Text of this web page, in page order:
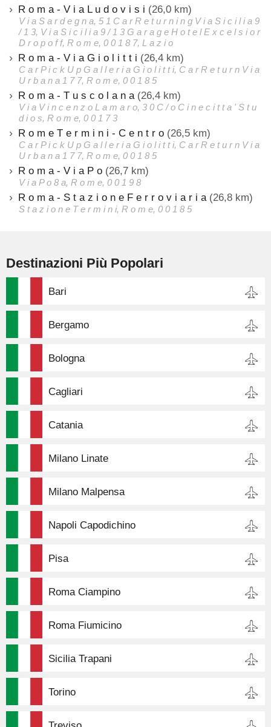
R o m a - V i a L u d o v i s i (26,0 km)
V i a S a r d e g n a, 5 1 C a r R e t u r n i n g V i a S i c i l i a 9
/ 1 3, V i a S i c i l i a 9 / 1 3 G a r a g e H o t e l E x c e l s i o r
D r o p o f f, R o m e, 0 0 1 8 7, L a z i o
R o m a - V i a G i o l i t t i (26,4 km)
C a r P i c k U p G a l l e r i a G i o l i t t i, C a r R e t u r n V i a
U r b a n a 1 7 7, R o m e, 0 0 1 8 5
R o m a - T u s c o l a n a (26,4 km)
V i a V i n c e n z o L a m a r o, 3 0 C / o C i n e c i t t a ' S t u
d i o s, R o m e, 0 0 1 7 3
R o m e T e r m i n i - C e n t r o (26,5 km)
C a r P i c k U p G a l l e r i a G i o l i t t i, C a r R e t u r n V i a
U r b a n a 1 7 7, R o m e, 0 0 1 8 5
R o m a - V i a P o (26,7 km)
V i a P o 8 a, R o m e, 0 0 1 9 8
R o m a - S t a z i o n e F e r r o v i a r i a (26,8 km)
S t a z i o n e T e r m i n i, R o m e, 0 0 1 8 5
Destinazioni Più Popolari
Bari
Bergamo
Bologna
Cagliari
Catania
Milano Linate
Milano Malpensa
Napoli Capodichino
Pisa
Roma Ciampino
Roma Fiumicino
Sicilia Trapani
Torino